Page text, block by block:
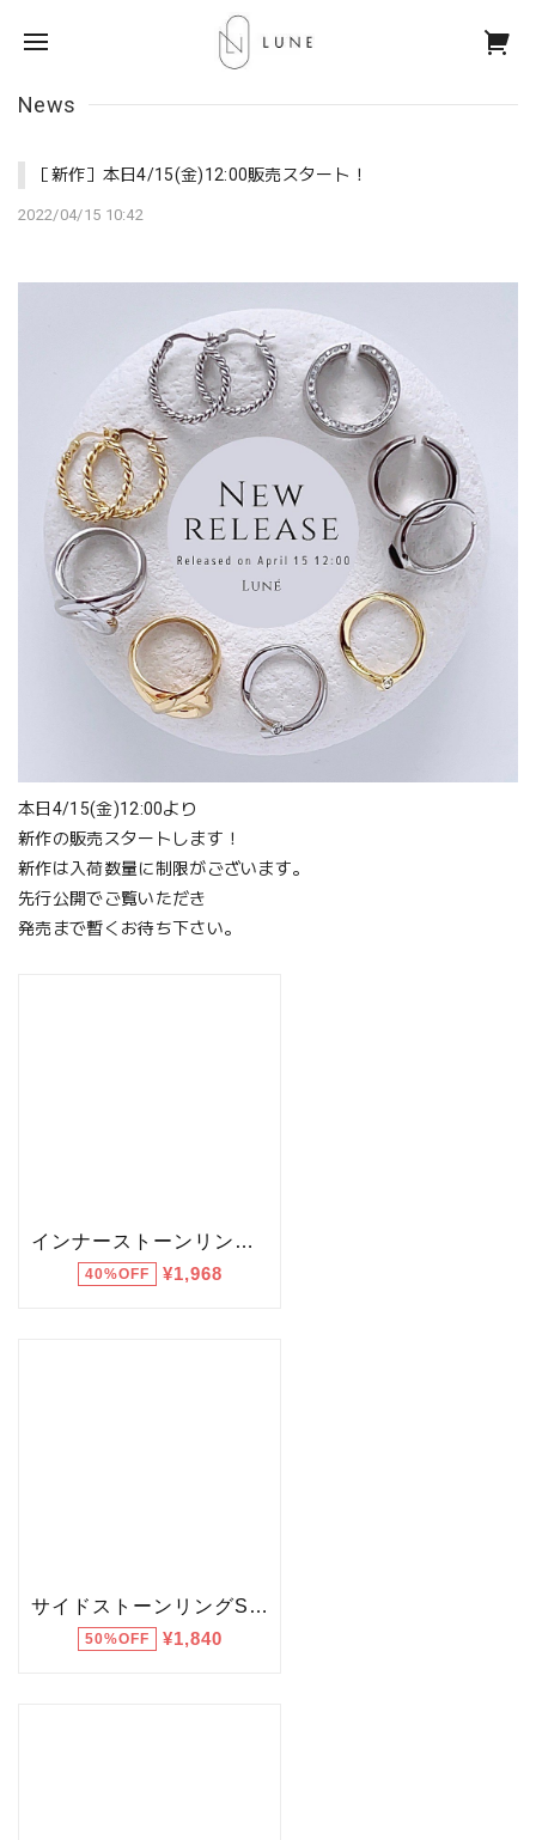
News
［新作］本日4/15(金)12:00販売スタート！
2022/04/15 10:42
本日4/15(金)12:00より
新作の販売スタートします！
新作は入荷数量に制限がございます。
先行公開でご覧いただき
発売まで暫くお待ち下さい。